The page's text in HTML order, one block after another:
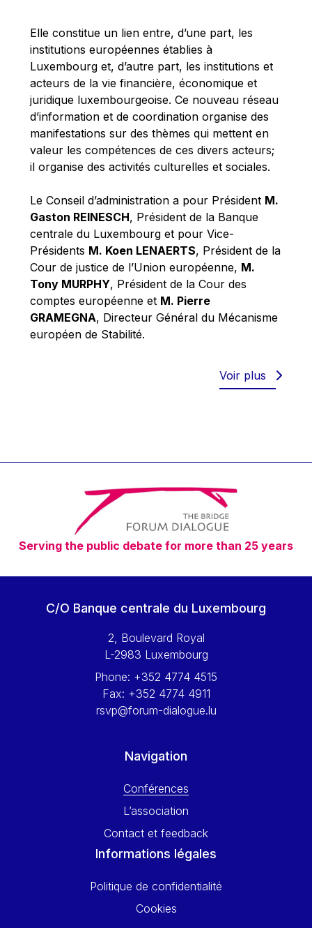
Michael Sohlman
Michel Goedert
Mireille Delmas-Marty
Nobuo Tanaka
Otmar Issing
Paolo Mengozzi
Paschal Donohoe
Pat Cox
Patrizia Nanz
Philippe Maystadt
Pierre Gramegna
Richard Pelly
Robert Goebbels
Robert REYNDERS
Timothy Radcliffe
Vaclav Klaus
Vassilios Skouris
Vítor Manuel da Silva Caldeira
Viviane Reding
Walter Hagg
Wolfgang Ketterle
Yossi Beillin
Yves FRANCHET
Elle constitue un lien entre, d’une part, les
institutions européennes établies à
Luxembourg et, d’autre part, les institutions et
acteurs de la vie financière, économique et
juridique luxembourgeoise. Ce nouveau réseau
d’information et de coordination organise des
manifestations sur des thèmes qui mettent en
valeur les compétences de ces divers acteurs;
il organise des activités culturelles et sociales.
Le Conseil d’administration a pour Président M.
Gaston REINESCH, Président de la Banque
centrale du Luxembourg et pour Vice-
Présidents M. Koen LENAERTS, Président de la
Cour de justice de l’Union européenne, M.
Tony MURPHY, Président de la Cour des
comptes européenne et M. Pierre
GRAMEGNA, Directeur Général du Mécanisme
européen de Stabilité.
Voir plus
Serving the public debate for more than 25 years
C/O Banque centrale du Luxembourg
2, Boulevard Royal
L-2983 Luxembourg
Phone: +352 4774 4515
Fax: +352 4774 4911
rsvp@forum-dialogue.lu
Navigation
Conférences
L’association
Contact et feedback
Informations légales
Politique de confidentialité
Cookies